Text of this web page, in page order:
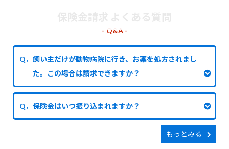
- Q&A -
Q．飼い主だけが動物病院に行き、お薬を処方されまし
た。この場合は請求できますか？
Q．保険金はいつ振り込まれますか？
もっとみる